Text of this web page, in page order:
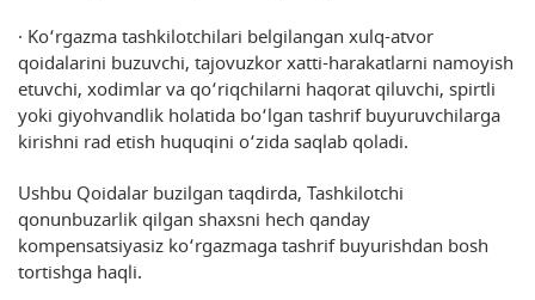
· Ko‘rgazma tashkilotchilari belgilangan xulq-atvor
qoidalarini buzuvchi, tajovuzkor xatti-harakatlarni namoyish
etuvchi, xodimlar va qo‘riqchilarni haqorat qiluvchi, spirtli
yoki giyohvandlik holatida bo‘lgan tashrif buyuruvchilarga
kirishni rad etish huquqini o‘zida saqlab qoladi.
Ushbu Qoidalar buzilgan taqdirda, Tashkilotchi
qonunbuzarlik qilgan shaxsni hech qanday
kompensatsiyasiz ko‘rgazmaga tashrif buyurishdan bosh
tortishga haqli.